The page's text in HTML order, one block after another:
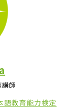
師
語教育能力検定